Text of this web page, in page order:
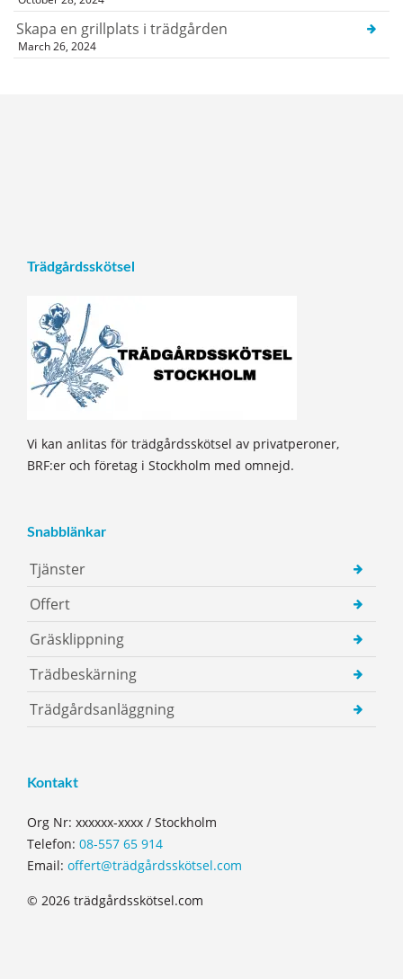
Skapa en grillplats i trädgården
March 26, 2024
Trädgårdsskötsel
Vi kan anlitas för trädgårdsskötsel av privatperoner,
BRF:er och företag i Stockholm med omnejd.
Snabblänkar
Tjänster
Offert
Gräsklippning
Trädbeskärning
Trädgårdsanläggning
Kontakt
Org Nr: xxxxxx-xxxx / Stockholm
Telefon: 08-557 65 914
Email: offert@trädgårdsskötsel.com
© 2026 trädgårdsskötsel.com